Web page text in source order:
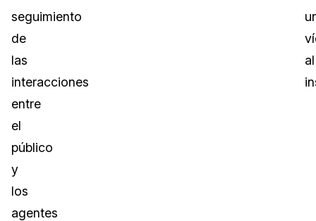
seguimiento
de
las
interacciones
entre
el
público
y
los
agentes
al